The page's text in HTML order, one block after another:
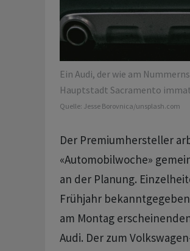
Ein Audi, der wie am
Hauptstadt Sacramento
Quelle: Jesse Borovnica/unsplash.com
Der Premiumhersteller
«Automobilwoche»
an der Planung.
Frühjahr
am Montag
Audi. Der zum